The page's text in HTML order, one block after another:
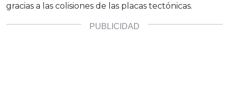
gracias a las colisiones de las placas tectónicas.